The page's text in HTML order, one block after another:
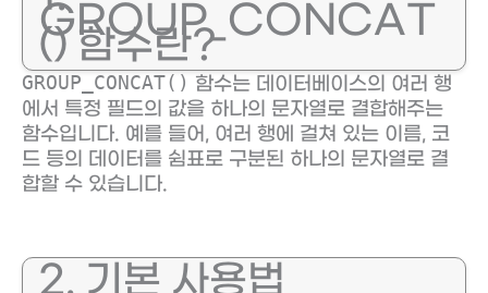
GROUP_CONCAT
() 함수란?
GROUP_CONCAT() 함수는 데이터베이스의 여러 행
에서 특정 필드의 값을 하나의 문자열로 결합해주는
함수입니다. 예를 들어, 여러 행에 걸쳐 있는 이름, 코
드 등의 데이터를 쉼표로 구분된 하나의 문자열로 결
합할 수 있습니다.
2. 기본 사용법